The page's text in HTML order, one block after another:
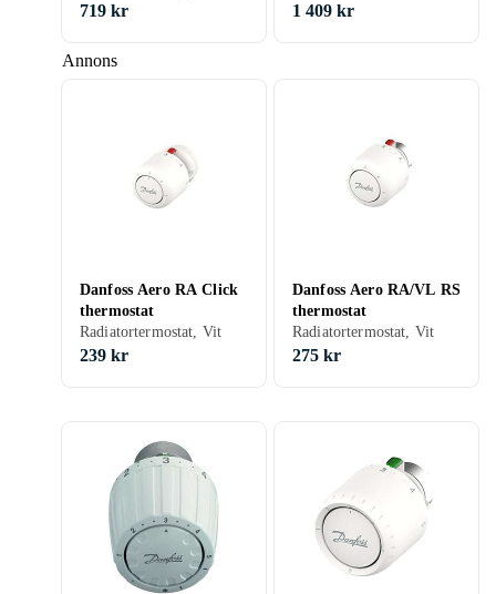
Annons
719 kr
1 409 kr
Danfoss Aero RA Click
thermostat
Radiatortermostat, Vit
239 kr
Danfoss Aero RA/VL RS
thermostat
Radiatortermostat, Vit
275 kr